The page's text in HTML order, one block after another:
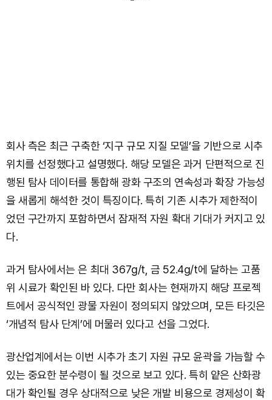
회사 측은 최근 구축한 ‘지구 규모 지질 모델’을 기반으로 시추
위치를 선정했다고 설명했다. 해당 모델은 과거 단편적으로 진
행된 탐사 데이터를 통합해 광화 구조의 연속성과 확장 가능성
을 새롭게 해석한 것이 특징이다. 특히 기존 시추가 제한적이
었던 구간까지 포함하면서 잠재적 자원 확대 기대가 커지고 있
다.
과거 탐사에서는 은 최대 367g/t, 금 52.4g/t에 달하는 고품
위 시료가 확인된 바 있다. 다만 회사는 현재까지 해당 프로젝
트에서 공식적인 광물 자원이 정의되지 않았으며, 모든 타깃은
‘개념적 탐사 단계’에 머물러 있다고 선을 그었다.
광산업계에서는 이번 시추가 초기 자원 규모 윤곽을 가늠할 수
있는 중요한 분수령이 될 것으로 보고 있다. 특히 얕은 산화광
대가 확인될 경우 상대적으로 낮은 개발 비용으로 경제성이 확